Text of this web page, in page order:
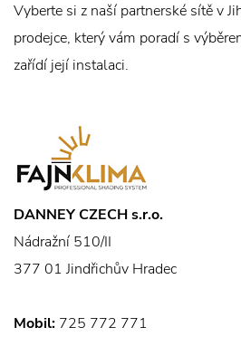
Vyberte si z naší partnerské sítě v
prodejce, který vám poradí s
zařídí její instalaci.
DANNEY CZECH s.r.o.
Nádražní 510/II
377 01 Jindřichův Hradec
Mobil: 725 772 771